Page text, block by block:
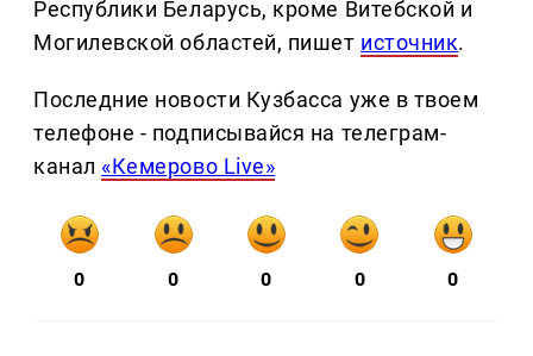
Республики Беларусь, кроме Витебской и
Могилевской областей, пишет источник.
Последние новости Кузбасса уже в твоем
телефоне - подписывайся на телеграм-
канал «Кемерово Live»
0 0 0 0 0